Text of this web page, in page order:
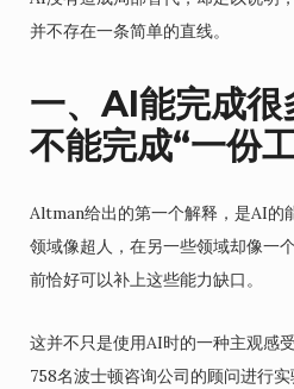
并不存在一条简单的直线。
一、AI能完成很
不能完成“一份
Altman给出的第一个解释，是AI的
领域像超人，在另一些领域却像一
前恰好可以补上这些能力缺口。
这并不只是使用AI时的一种主观感
758名波士顿咨询公司的顾问进行